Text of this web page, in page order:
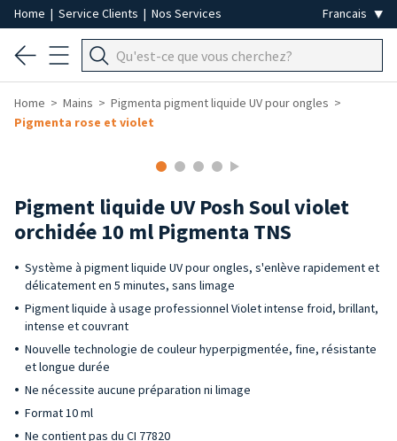
Home | Service Clients | Nos Services
Home Mains
Pigmenta pigment liquide UV pour ongles
Pigmenta rose et violet
Pigment liquide UV Posh Soul violet
orchidée 10 ml Pigmenta TNS
Système à pigment liquide UV pour ongles, s'enlève rapidement et
délicatement en 5 minutes, sans limage
Pigment liquide à usage professionnel Violet intense froid, brillant,
intense et couvrant
Nouvelle technologie de couleur hyperpigmentée, fine, résistante
et longue durée
Ne nécessite aucune préparation ni limage
Format 10 ml
Ne contient pas du CI 77820